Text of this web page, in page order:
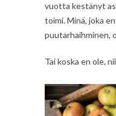
vuotta kestänyt
toimi. Minä, joka
puutarhaihminen,
Tai koska en ole,